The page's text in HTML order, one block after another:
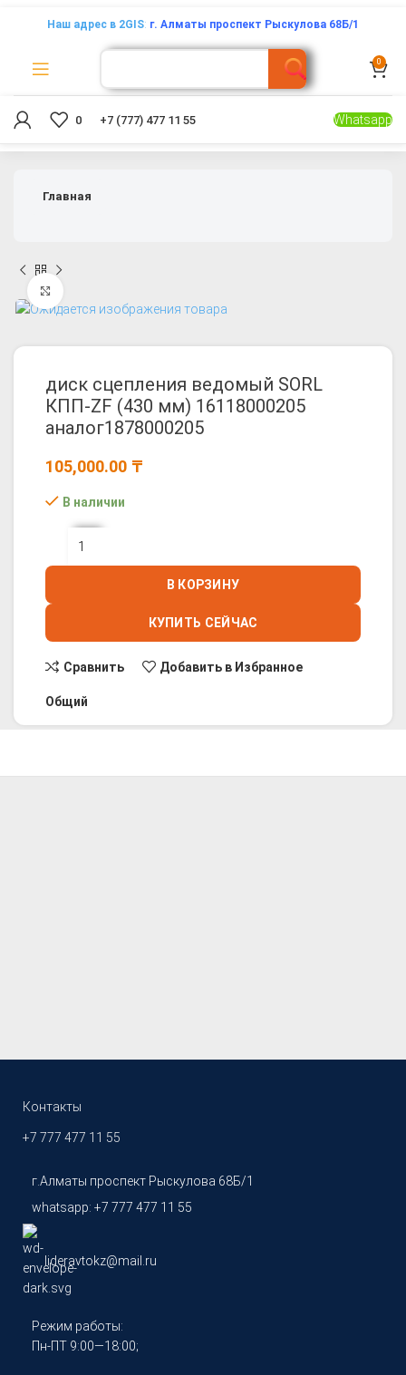
Наш адрес в 2GIS: г. Алматы проспект Рыскулова 68Б/1
0
0 +7 (777) 477 11 55 Whatsapp
Главная
диск сцепления ведомый SORL
КПП-ZF (430 мм) 16118000205
аналог1878000205
105,000.00 ₸
В наличии
В КОРЗИНУ
КУПИТЬ СЕЙЧАС
Сравнить Добавить в Избранное
Общий
Контакты
+7 777 477 11 55
г.Алматы проспект Рыскулова 68Б/1
whatsapp: +7 777 477 11 55
lideravtokz@mail.ru
Режим работы:
Пн-ПТ 9:00—18:00;